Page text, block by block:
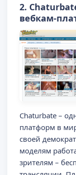
2.
вебкам-
Chaturbate –
платформ в
своей
моделям
зрителям –